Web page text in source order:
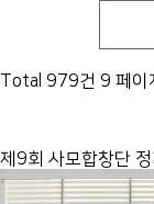
Total 979건 9 페이
제9회 사모합창단 정